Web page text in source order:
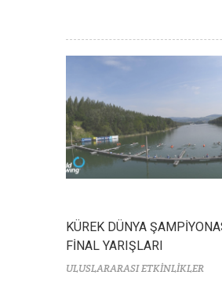
KÜREK DÜNYA
FİNAL YARIŞLARI
ULUSLARARASI ETKİNLİKLER